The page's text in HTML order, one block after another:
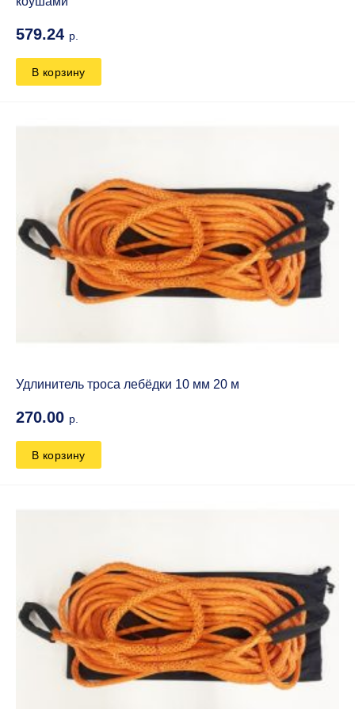
579.24 р.
В корзину
Удлинитель троса лебёдки 10 мм 20 м
270.00 р.
В корзину